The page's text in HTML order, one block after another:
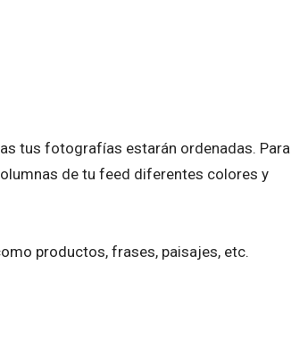
tus fotografías estarán ordenadas. Para
de tu feed diferentes colores y
productos, frases, paisajes, etc.